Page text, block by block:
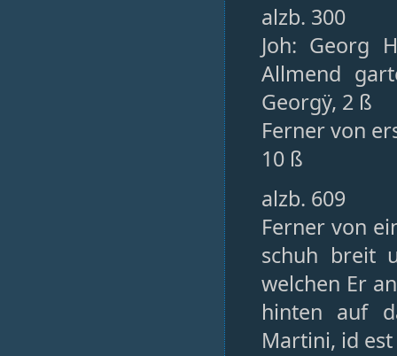
alzb. 300
Joh: Georg
Allmend
Georgÿ, 2 ß
Ferner von
10 ß
alzb. 609
Ferner von
schuh breit
welchen Er
hinten auf
Martini, id